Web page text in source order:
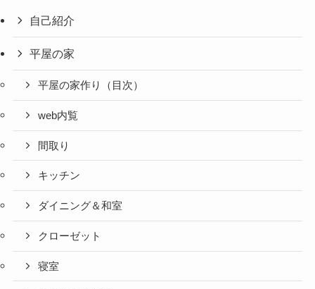
自己紹介
平屋の家
平屋の家作り（目次）
web内覧
間取り
キッチン
ダイニング＆和室
クローゼット
寝室